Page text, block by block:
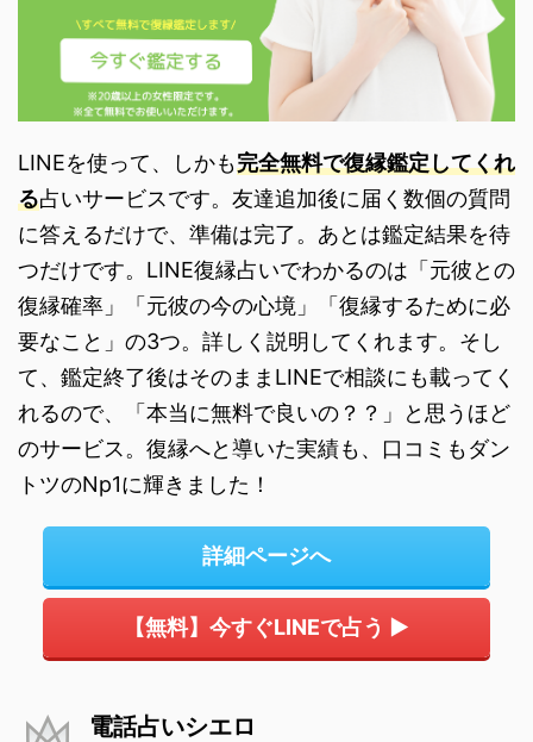
LINEを使って、しかも完全無料で復縁鑑定してくれ
る占いサービスです。友達追加後に届く数個の質問
に答えるだけで、準備は完了。あとは鑑定結果を待
つだけです。LINE復縁占いでわかるのは「元彼との
復縁確率」「元彼の今の心境」「復縁するために必
要なこと」の3つ。詳しく説明してくれます。そし
て、鑑定終了後はそのままLINEで相談にも載ってく
れるので、「本当に無料で良いの？？」と思うほど
のサービス。復縁へと導いた実績も、口コミもダン
トツのNp1に輝きました！
詳細ページへ
【無料】今すぐLINEで占う ▶
電話占いシエロ